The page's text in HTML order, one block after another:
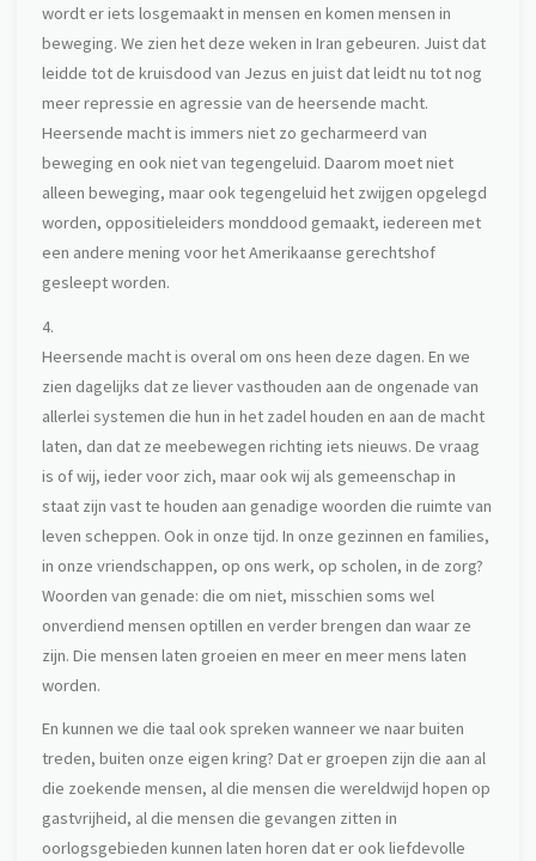
wordt er iets losgemaakt in mensen en komen mensen in
beweging. We zien het deze weken in Iran gebeuren. Juist dat
leidde tot de kruisdood van Jezus en juist dat leidt nu tot nog
meer repressie en agressie van de heersende macht.
Heersende macht is immers niet zo gecharmeerd van
beweging en ook niet van tegengeluid. Daarom moet niet
alleen beweging, maar ook tegengeluid het zwijgen opgelegd
worden, oppositieleiders monddood gemaakt, iedereen met
een andere mening voor het Amerikaanse gerechtshof
gesleept worden.
4.
Heersende macht is overal om ons heen deze dagen. En we
zien dagelijks dat ze liever vasthouden aan de ongenade van
allerlei systemen die hun in het zadel houden en aan de macht
laten, dan dat ze meebewegen richting iets nieuws. De vraag
is of wij, ieder voor zich, maar ook wij als gemeenschap in
staat zijn vast te houden aan genadige woorden die ruimte van
leven scheppen. Ook in onze tijd. In onze gezinnen en families,
in onze vriendschappen, op ons werk, op scholen, in de zorg?
Woorden van genade: die om niet, misschien soms wel
onverdiend mensen optillen en verder brengen dan waar ze
zijn. Die mensen laten groeien en meer en meer mens laten
worden.
En kunnen we die taal ook spreken wanneer we naar buiten
treden, buiten onze eigen kring? Dat er groepen zijn die aan al
die zoekende mensen, al die mensen die wereldwijd hopen op
gastvrijheid, al die mensen die gevangen zitten in
oorlogsgebieden kunnen laten horen dat er ook liefdevolle